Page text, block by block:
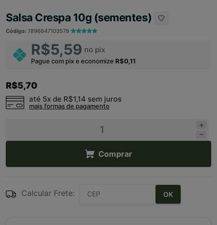
Salsa Crespa 10g (sementes)
Código: 7896647103579
R$5,59 no pix
Pague com pix e economize R$0,11
R$5,70
até 5x de R$1,14 sem juros
mais formas de pagamento
Comprar
Calcular Frete: OK